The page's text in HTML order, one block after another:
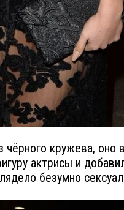
кружева, оно
актрисы и
безумно